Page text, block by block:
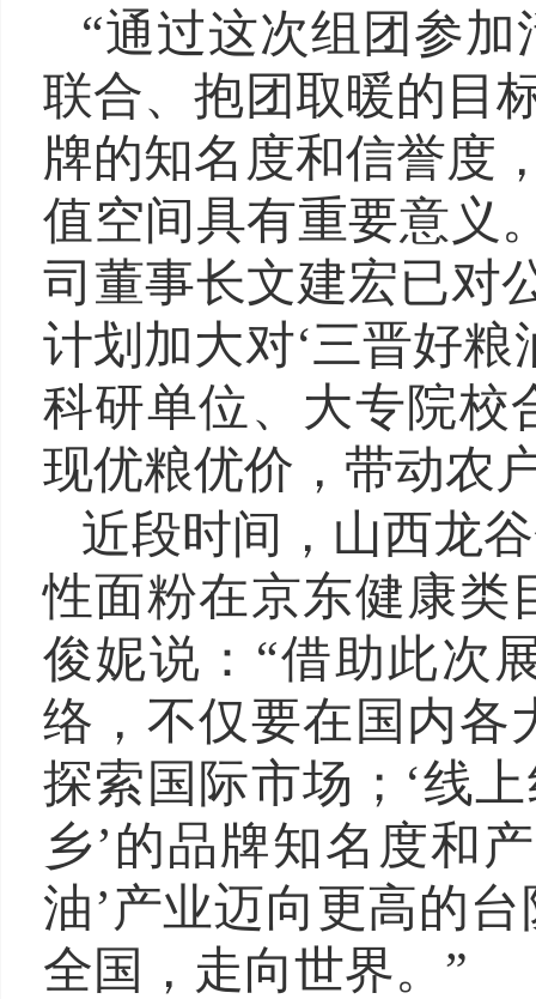
“通过这次组团参
联合、抱团取暖的目
牌的知名度和信誉度
值空间具有重要意义
司董事长文建宏已对
计划加大对‘三晋好
科研单位、大专院校
现优粮优价，带动农
近段时间，山西龙
性面粉在京东健康类
俊妮说：“借助此次
络，不仅要在国内各
探索国际市场；‘线
乡’的品牌知名度和
油’产业迈向更高的
全国，走向世界。”